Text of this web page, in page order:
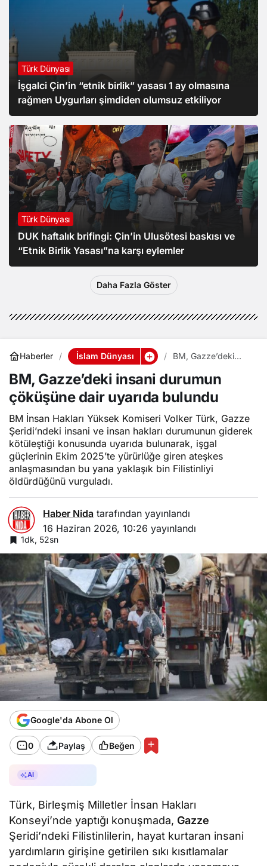
Türk Dünyası
İşgalci Çin’in “etnik birlik” yasası 1 ay olmasına
rağmen Uygurları şimdiden olumsuz etkiliyor
Türk Dünyası
DUK haftalık brifingi: Çin’in Ulusötesi baskısı ve
“Etnik Birlik Yasası”na karşı eylemler
Daha Fazla Göster
Haberler İslam Dünyası
BM, Gazze’deki
çöküşüne dair
uyarıda bulundu
BM, Gazze’deki insani durumun
çöküşüne dair uyarıda bulundu
BM İnsan Hakları Yüksek Komiseri Volker Türk, Gazze
Şeridi’ndeki insani ve insan hakları durumunun giderek
kötüleştiği konusunda uyarıda bulunarak, işgal
güçlerinin Ekim 2025’te yürürlüğe giren ateşkes
anlaşmasından bu yana yaklaşık bin Filistinliyi
öldürdüğünü vurguladı.
Haber Nida tarafından yayınlandı
16 Haziran 2026, 10:26 yayınlandı
1dk, 52sn
Google'da Abone Ol
0 Paylaş Beğen
AI
Türk, Birleşmiş Milletler İnsan Hakları
Konseyi’nde yaptığı konuşmada, Gazze
Şeridi’ndeki Filistinlilerin, hayat kurtaran insani
yardımların girişine getirilen sıkı kısıtlamalar